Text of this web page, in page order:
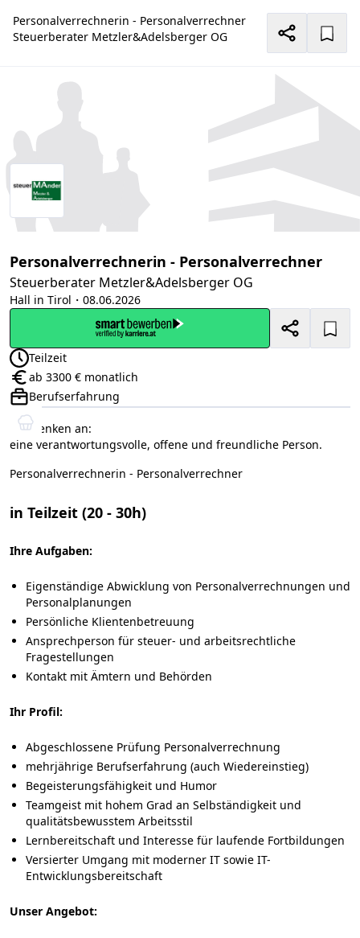
Personalverrechnerin - Personalverrechner
Steuerberater Metzler&Adelsberger OG
Personalverrechnerin - Personalverrechner
Steuerberater Metzler&Adelsberger OG
Hall in Tirol ・08.06.2026
Anstellungsart:
Teilzeit
Gehalt:ab 3300 € monatlich
Positionsebene:
Berufserfahrung
Wir denken an:
eine verantwortungsvolle, offene und freundliche Person.
Personalverrechnerin - Personalverrechner
in Teilzeit (20 - 30h)
Ihre Aufgaben:
Eigenständige Abwicklung von Personalverrechnungen und
Personalplanungen
Persönliche Klientenbetreuung
Ansprechperson für steuer- und arbeitsrechtliche
Fragestellungen
Kontakt mit Ämtern und Behörden
Ihr Profil:
Abgeschlossene Prüfung Personalverrechnung
mehrjährige Berufserfahrung (auch Wiedereinstieg)
Begeisterungsfähigkeit und Humor
Teamgeist mit hohem Grad an Selbständigkeit und
qualitätsbewusstem Arbeitsstil
Lernbereitschaft und Interesse für laufende Fortbildungen
Versierter Umgang mit moderner IT sowie IT-
Entwicklungsbereitschaft
Unser Angebot: